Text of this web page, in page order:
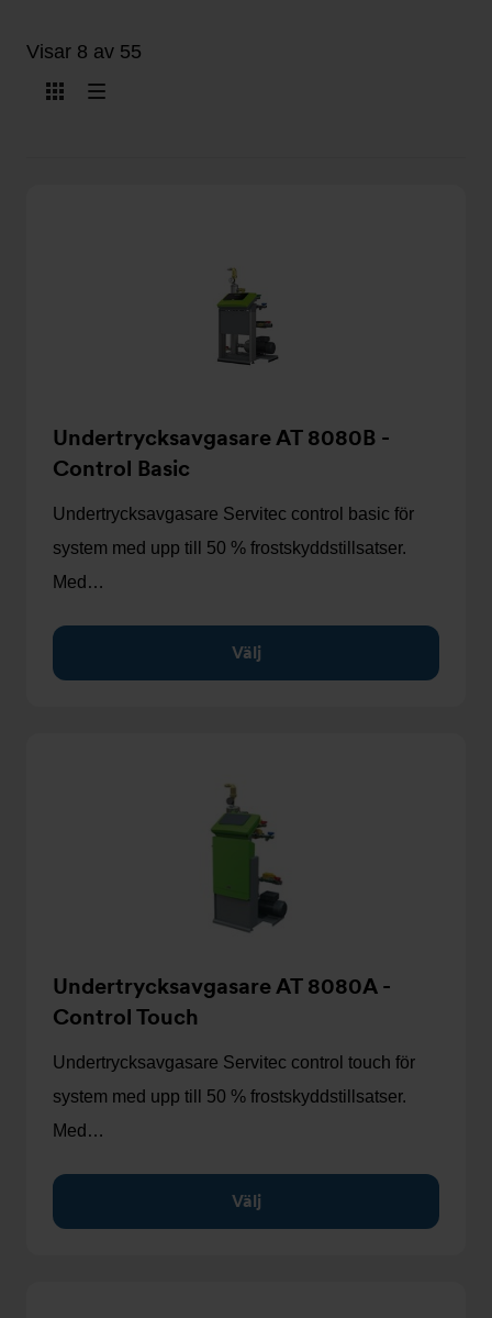
Visar 8 av 55
Visa
Visa
Undertrycksavgasare AT 8080B -
Control Basic
Undertrycksavgasare Servitec control basic för
system med upp till 50 % frostskyddstillsatser.
Med…
Välj
Undertrycksavgasare AT 8080A -
Control Touch
Undertrycksavgasare Servitec control touch för
system med upp till 50 % frostskyddstillsatser.
Med…
Välj